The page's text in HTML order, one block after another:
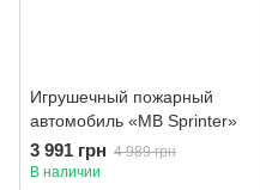
Игрушечный пожарный
автомобиль «MB Sprinter»
3 991 грн 4 989 грн
В наличии